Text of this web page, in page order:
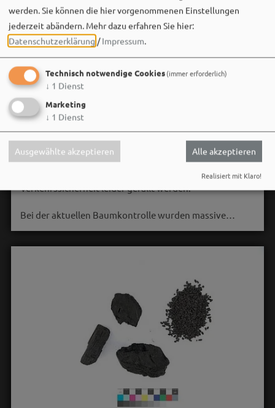
Stadt Weißenburg i.Bay.
🌳 **Verkehrssicherungsmaßnahme am Seeweiher**
Die alte Weide am Seeweiher muss aus Gründen der
Verkehrssicherheit leider gefällt werden.
Bei der aktuellen Baumkontrolle wurden massive…
werden. Sie können die hier vorgenommenen Einstellungen
jederzeit abändern. Mehr dazu erfahren Sie hier:
Datenschutzerklärung /Impressum.
Technisch notwendige Cookies(immer erforderlich)
↓ 1 Dienst
Marketing
↓ 1 Dienst
Ausgewählte akzeptieren Alle akzeptieren
Realisiert mit Klaro!